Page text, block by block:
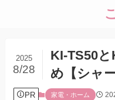
KI-TS50
め【シャ
2025
8/28
PR 家電・ホーム